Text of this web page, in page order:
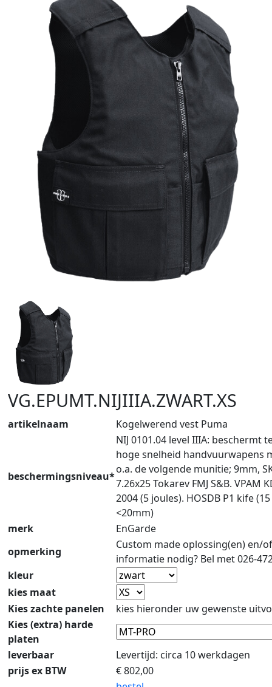
VG.EPUMT.NIJIIIA.ZWART.XS
artikelnaam Kogelwerend vest Puma
beschermingsniveau*
NIJ 0101.04 level IIIA: beschermt
hoge snelheid handvuurwapens
o.a. de volgende munitie; 9mm,
7.26x25 Tokarev FMJ S&B. VPAM
2004 (5 joules). HOSDB P1 kife
<20mm)
merk
EnGarde
opmerking
Custom made oplossing(en) en/
informatie nodig? Bel met 026-
kleur
kies maat
Kies zachte panelen
kies hieronder uw gewenste
Kies (extra) harde
platen
leverbaar
Levertijd: circa 10 werkdagen
prijs ex BTW
€802,00